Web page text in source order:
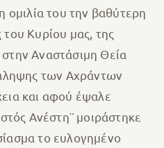
ομιλία του την βαθύτερη
Κυρίου μας, της
Αναστάσιμη Θεία
των Αχράντων
και αφού έψαλε
Ανέστη¨ μοιράστηκε
το ευλογημένο